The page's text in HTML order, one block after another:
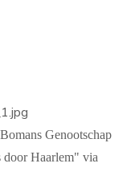
Genootschap
door Haarlem" via